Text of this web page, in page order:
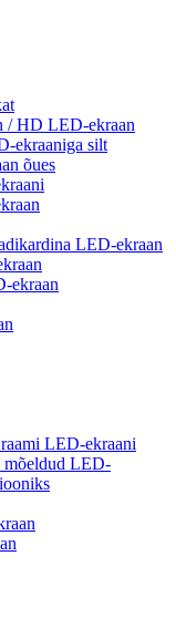
/ HD LED-ekraan
ekraaniga silt
õues
LED-ekraan
ekraan
LED-ekraani
mõeldud LED-